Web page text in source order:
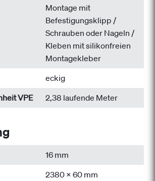
Montage mit
Befestigungsklipp /
Schrauben oder Nageln /
Kleben mit silikonfreien
Montagekleber
eckig
VPE
2,38 laufende Meter
16 mm
2380 x 60 mm